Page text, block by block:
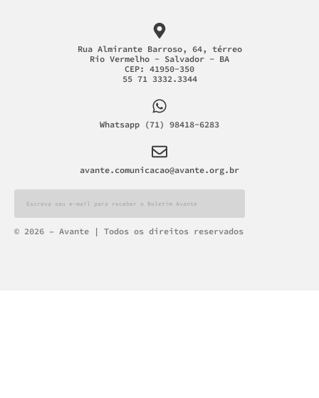
Rua Almirante Barroso, 64, térreo
Rio Vermelho - Salvador - BA
CEP: 41950-350
55 71 3332.3344
Whatsapp (71) 98418-6283
avante.comunicacao@avante.org.br
Alternative:
© 2026 – Avante | Todos os direitos reservados